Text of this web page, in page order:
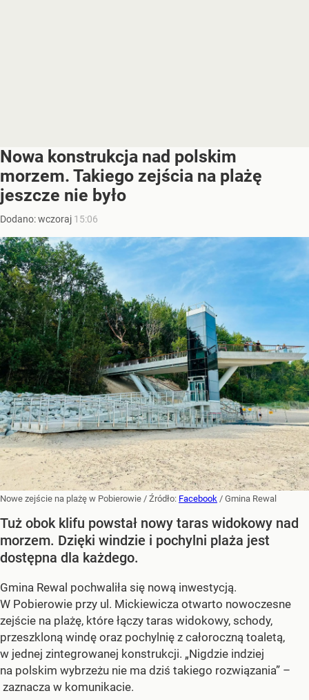
Nowa konstrukcja nad polskim
morzem. Takiego zejścia na plażę
jeszcze nie było
Dodano:wczoraj 15:06
Nowe zejście na plażę w Pobierowie / Źródło: Facebook / Gmina Rewal
Tuż obok klifu powstał nowy taras widokowy nad
morzem. Dzięki windzie i pochylni plaża jest
dostępna dla każdego.
Gmina Rewal pochwaliła się nową inwestycją.
W Pobierowie przy ul. Mickiewicza otwarto nowoczesne
zejście na plażę, które łączy taras widokowy, schody,
przeszkloną windę oraz pochylnię z całoroczną toaletą,
w jednej zintegrowanej konstrukcji. „Nigdzie indziej
na polskim wybrzeżu nie ma dziś takiego rozwiązania” –
zaznacza w komunikacie.